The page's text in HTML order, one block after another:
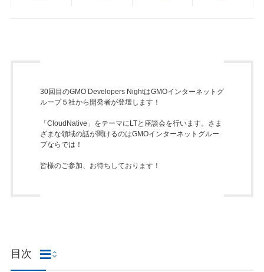
30回目のGMO Developers NightはGMOインターネットグ
ループ５社から開発者が登壇します！
「CloudNative」をテーマにLTと座談会を行います。さま
ざまな領域の話が聞けるのはGMOインターネットグルー
プならでは！
皆様のご参加、お待ちしております！
目次